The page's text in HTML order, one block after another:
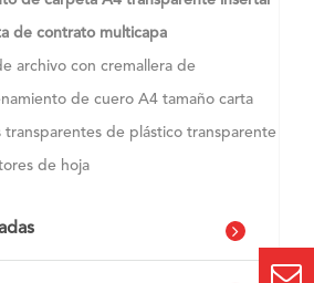
de contrato multicapa
archivo con cremallera de
de cuero A4 tamaño carta
transparentes de plástico transparente
de hoja